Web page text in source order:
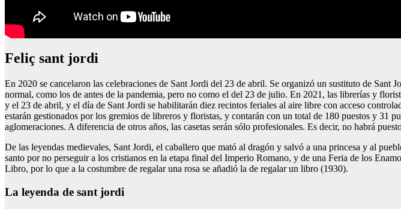
Feliç sant jordi
En 2020 se cancelaron las celebraciones de Sant Jordi del 23 de abril. Se organizó un sustituto de
normal, como los de antes de la pandemia, pero no como el del 23 de julio. En 2021, las librerías y
y el 23 de abril, y el día de Sant Jordi se habilitarán diez recintos feriales al aire libre con acceso
estarán gestionados por los gremios de libreros y floristas, y contarán con un total de 180 puestos y 31
aglomeraciones. A diferencia de otros años, las casetas serán sólo profesionales. Es decir, no habrá
De las leyendas medievales, Sant Jordi, el caballero que mató al dragón y salvó a una princesa y al
santo por no perseguir a los cristianos en la etapa final del Imperio Romano, y de una Feria de los
Libro, por lo que a la costumbre de regalar una rosa se añadió la de regalar un libro (1930).
La leyenda de sant jordi